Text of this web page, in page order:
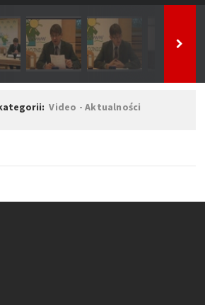
Video - Aktualności